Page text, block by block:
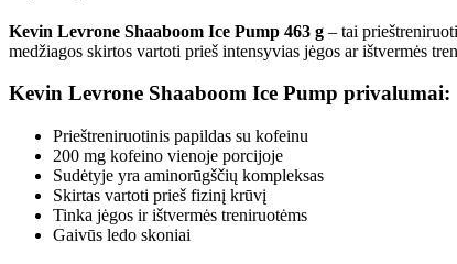
Kevin Levrone Shaaboom Ice Pump 463 g – tai
medžiagos skirtos vartoti prieš intensyvias jėgos ar ištvermės
Kevin Levrone Shaaboom Ice Pump privalumai:
Prieštreniruotinis papildas su kofeinu
200 mg kofeino vienoje porcijoje
Sudėtyje yra aminorūgščių kompleksas
Skirtas vartoti prieš fizinį krūvį
Tinka jėgos ir ištvermės treniruotėms
Gaivūs ledo skoniai